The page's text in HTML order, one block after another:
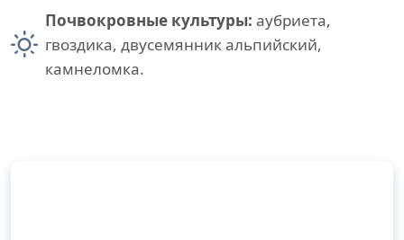
Почвокровные культуры: аубриета,
гвоздика, двусемянник альпийский,
камнеломка.